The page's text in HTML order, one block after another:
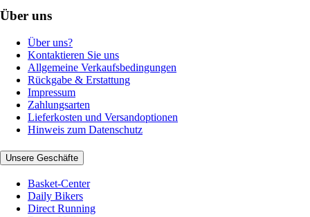
Über uns
Über uns?
Kontaktieren Sie uns
Allgemeine Verkaufsbedingungen
Rückgabe & Erstattung
Impressum
Zahlungsarten
Lieferkosten und Versandoptionen
Hinweis zum Datenschutz
Unsere Geschäfte
Basket-Center
Daily Bikers
Direct Running